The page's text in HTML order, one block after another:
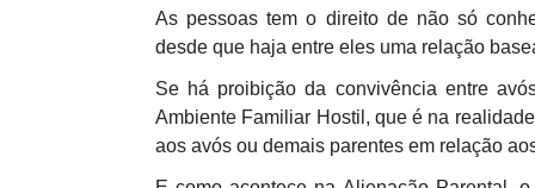
As pessoas tem o direito de não só
desde que haja entre eles uma relação
Se há proibição da convivência entre
Ambiente Familiar Hostil, que é na
aos avós ou demais parentes em relação